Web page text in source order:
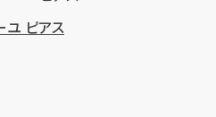
ユ ピアス